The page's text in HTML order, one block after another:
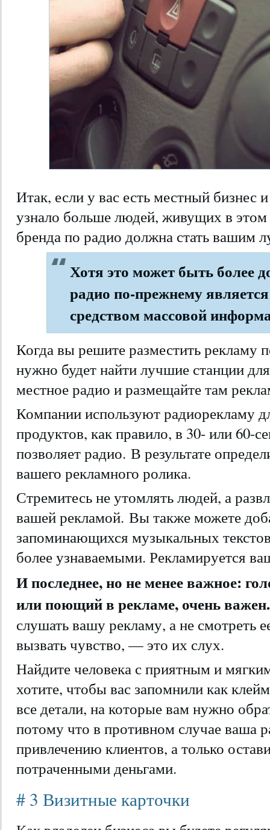
Итак, если у вас есть местный бизнес
узнало больше людей, живущих в этом
бренда по радио должна стать вашим
Хотя это может быть более
радио по-прежнему
средством массовой
Когда вы решите разместить рекламу
нужно будет найти лучшие станции
местное радио и размещайте там
Компании используют радиорекламу
продуктов, как правило, в 30- или 60-
позволяет радио. В результате
вашего рекламного ролика.
Стремитесь не утомлять людей, а
вашей рекламой. Вы также можете
запоминающихся музыкальных
более узнаваемыми. Рекламируется
И последнее, но не менее важное:
или поющий в рекламе, очень
слушать вашу рекламу, а не смотреть
вызвать чувство, — это их слух.
Найдите человека с приятным и
хотите, чтобы вас запомнили как
все детали, на которые вам нужно
потому что в противном случае ваша
привлечению клиентов, а только
потраченными деньгами.
# 3 Визитные карточки